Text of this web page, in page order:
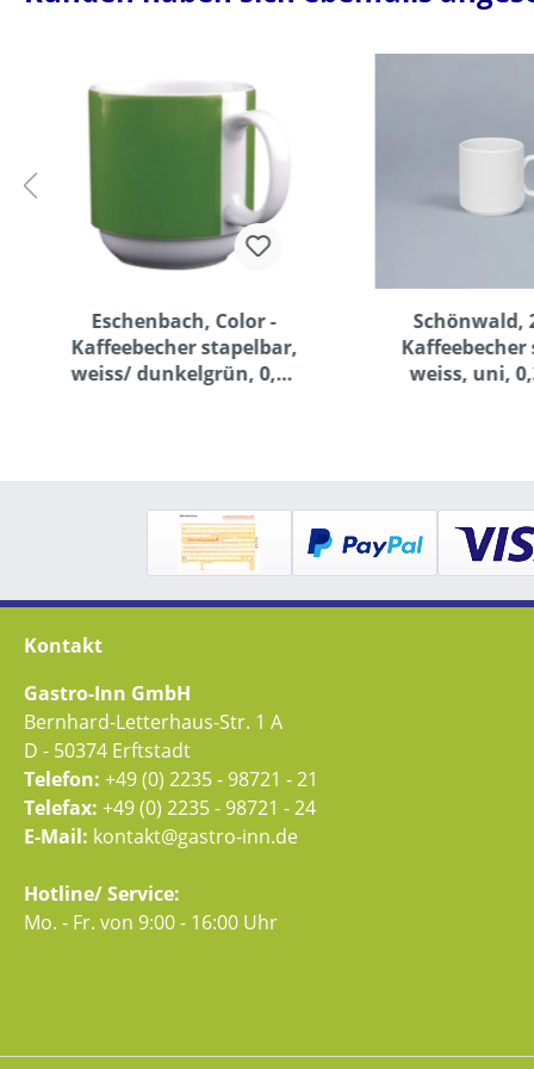
Eschenbach, Color -
Kaffeebecher stapelbar,
weiss/ dunkelgrün, 0,30
Schönwald,
Kaffeebecher
weiss, uni,
Kontakt
Gastro-Inn GmbH
Bernhard-Letterhaus-Str. 1 A
D - 50374 Erftstadt
Telefon: +49 (0) 2235 - 98721 - 21
Telefax: +49 (0) 2235 - 98721 - 24
E-Mail: kontakt@gastro-inn.de
Hotline/ Service:
Mo. - Fr. von 9:00 - 16:00 Uhr